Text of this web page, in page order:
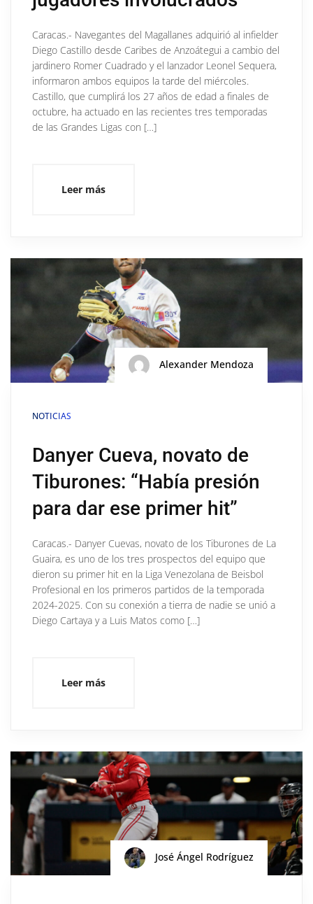
Caracas.- Navegantes del Magallanes adquirió al infielder
Diego Castillo desde Caribes de Anzoátegui a cambio del
jardinero Romer Cuadrado y el lanzador Leonel Sequera,
informaron ambos equipos la tarde del miércoles.
Castillo, que cumplirá los 27 años de edad a finales de
octubre, ha actuado en las recientes tres temporadas
de las Grandes Ligas con […]
Leer más
Alexander Mendoza
NOTICIAS
Danyer Cueva, novato de
Tiburones: “Había presión
para dar ese primer hit”
Caracas.- Danyer Cuevas, novato de los Tiburones de La
Guaira, es uno de los tres prospectos del equipo que
dieron su primer hit en la Liga Venezolana de Beisbol
Profesional en los primeros partidos de la temporada
2024-2025. Con su conexión a tierra de nadie se unió a
Diego Cartaya y a Luis Matos como […]
Leer más
José Ángel Rodríguez